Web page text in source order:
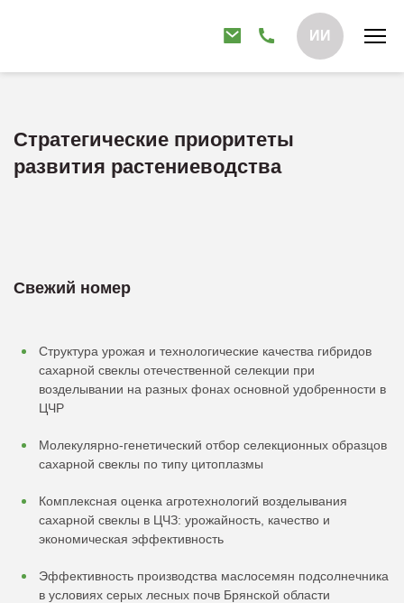
ИИ
Стратегические приоритеты
развития растениеводства
Свежий номер
Структура урожая и технологические качества гибридов
сахарной свеклы отечественной селекции при
возделывании на разных фонах основной удобренности в
ЦЧР
Молекулярно-генетический отбор селекционных образцов
сахарной свеклы по типу цитоплазмы
Комплексная оценка агротехнологий возделывания
сахарной свеклы в ЦЧЗ: урожайность, качество и
экономическая эффективность
Эффективность производства маслосемян подсолнечника
в условиях серых лесных почв Брянской области